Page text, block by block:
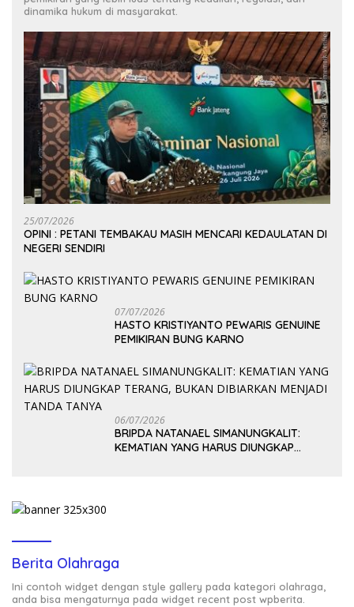
dinamika hukum di masyarakat.
25/07/2026
OPINI : PETANI TEMBAKAU MASIH MENCARI KEDAULATAN DI
NEGERI SENDIRI
07/07/2026
HASTO KRISTIYANTO PEWARIS GENUINE
PEMIKIRAN BUNG KARNO
06/07/2026
BRIPDA NATANAEL SIMANUNGKALIT:
KEMATIAN YANG HARUS DIUNGKAP
Berita Olahraga
Ini contoh widget dengan style gallery pada kategori olahraga,
anda bisa mengaturnya pada widget recent post wpberita.